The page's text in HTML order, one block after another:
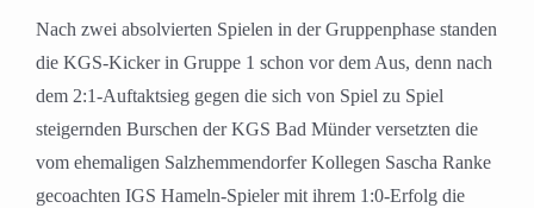
Nach zwei absolvierten Spielen in der Gruppenphase standen
die KGS-Kicker in Gruppe 1 schon vor dem Aus, denn nach
dem 2:1-Auftaktsieg gegen die sich von Spiel zu Spiel
steigernden Burschen der KGS Bad Münder versetzten die
vom ehemaligen Salzhemmendorfer Kollegen Sascha Ranke
gecoachten IGS Hameln-Spieler mit ihrem 1:0-Erfolg die